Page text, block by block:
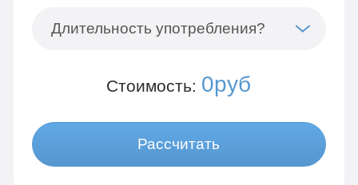
Длительность употребления?
Стоимость: 0руб
Рассчитать